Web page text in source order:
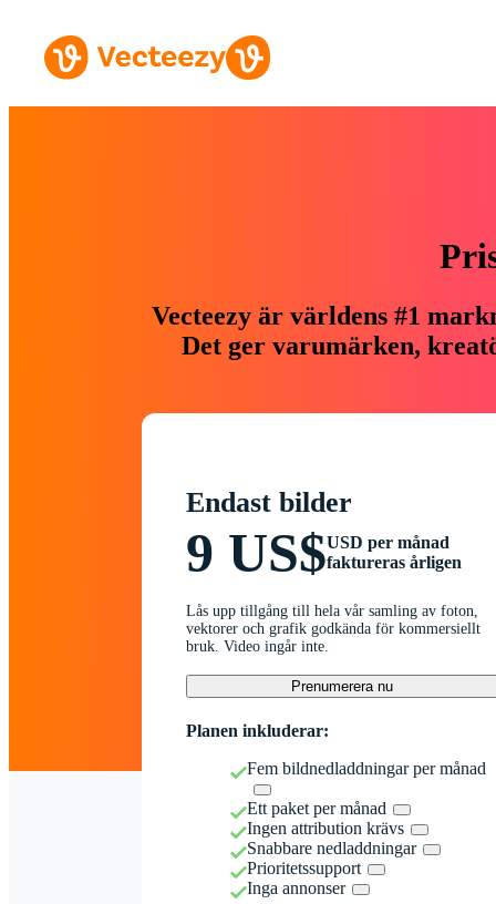
Vecteezy är världens #1
Det ger varumärken,
Endast bilder
9 US$USD per månad
faktureras årligen
Lås upp tillgång till hela vår samling av foton,
vektorer och grafik godkända för kommersiellt
bruk. Video ingår inte.
Prenumerera nu
Planen inkluderar:
Fem bildnedladdningar per månad
Ett paket per månad
Ingen attribution krävs
Snabbare nedladdningar
Prioritetssupport
Inga annonser